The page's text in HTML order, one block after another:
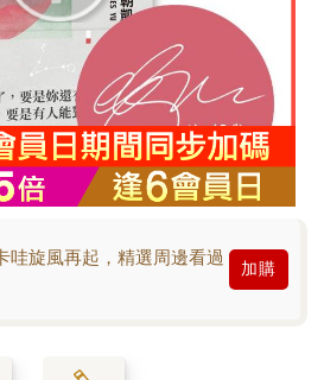
旋風再起，精選周邊看過
加購